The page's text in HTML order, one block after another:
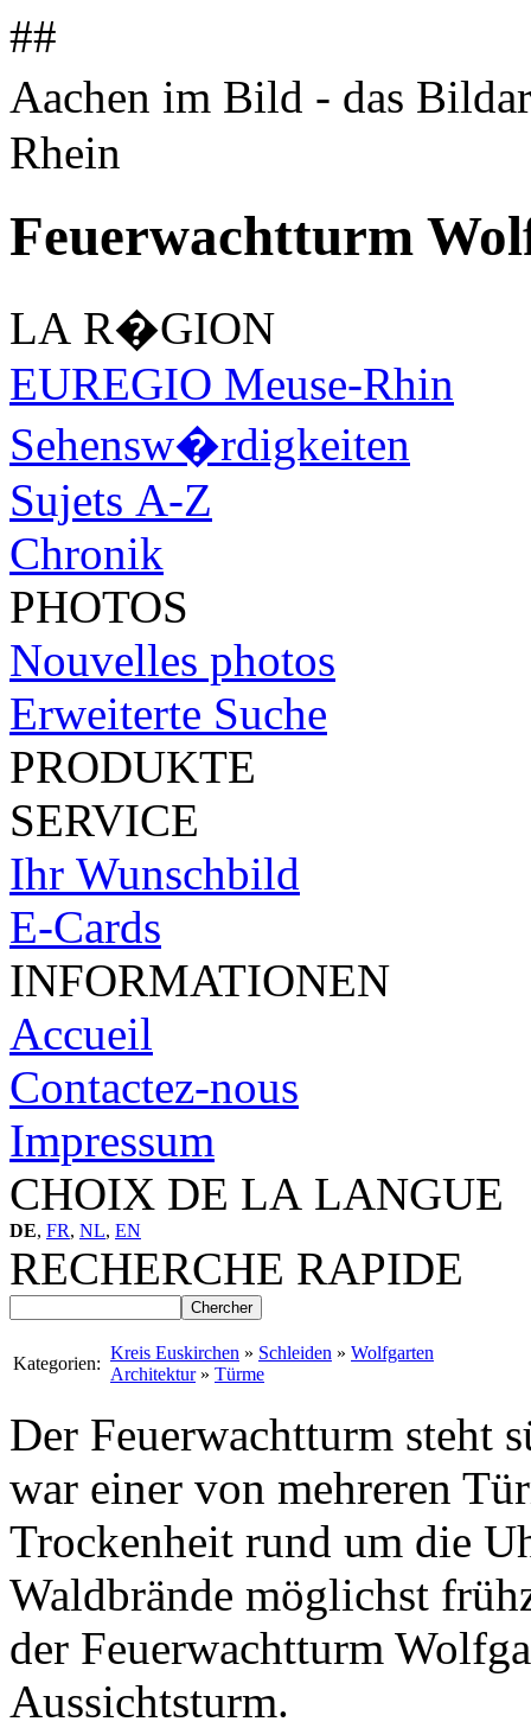
##
Aachen im Bild - das
Rhein
Feuerwachtturm
LA R�GION
EUREGIO Meuse-Rhin
Sehensw�rdigkeiten
Sujets A-Z
Chronik
PHOTOS
Nouvelles photos
Erweiterte Suche
PRODUKTE
SERVICE
Ihr Wunschbild
E-Cards
INFORMATIONEN
Accueil
Contactez-nous
Impressum
CHOIX DE LA LANGUE
DE, FR, NL, EN
RECHERCHE RAPIDE
Kategorien:
Kreis Euskirchen » Schleiden » Wolfgarten
Architektur» Türme
Der Feuerwachtturm steht
war einer von mehreren
Trockenheit rund um die
Waldbrände möglichst
der Feuerwachtturm
Aussichtsturm.